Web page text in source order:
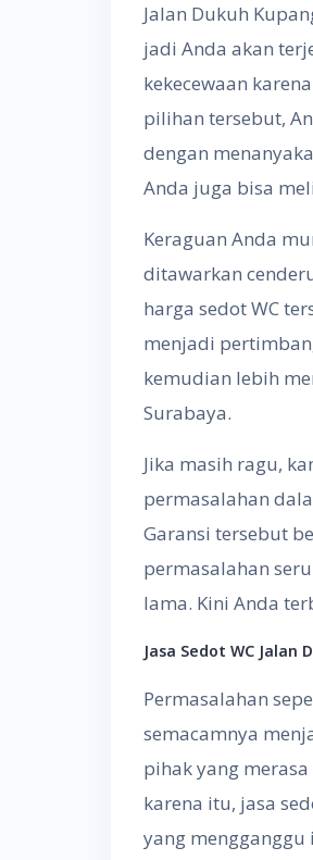
Jalan Dukuh
jadi Anda akan
kekecewaan
pilihan tersebut,
dengan
Anda juga bisa
Keraguan Anda
ditawarkan
harga sedot WC
menjadi
kemudian lebih
Surabaya.
Jika masih ragu,
permasalahan
Garansi tersebut
permasalahan
lama. Kini Anda
Jasa Sedot WC
Permasalahan
semacamnya
pihak yang
karena itu, jasa
yang mengganggu